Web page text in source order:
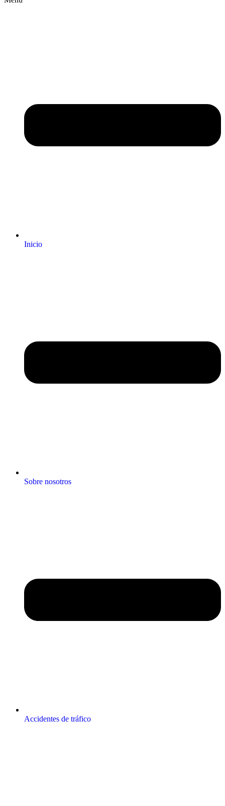
Inicio
Sobre nosotros
Accidentes de tráfico